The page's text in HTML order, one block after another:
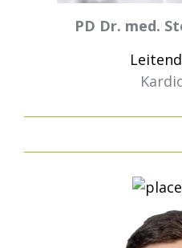
PD Dr. med.